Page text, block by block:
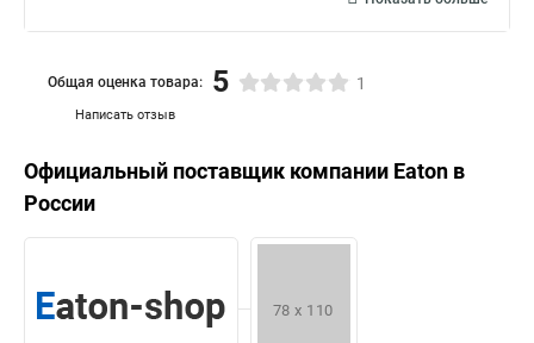
Написать отзыв
Общая оценка товара: 5 1
Официальный поставщик компании Eaton в
России